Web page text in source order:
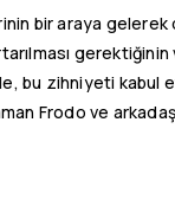
bir araya gelerek
gerektiğinin
bu zihniyeti kabul
Frodo ve